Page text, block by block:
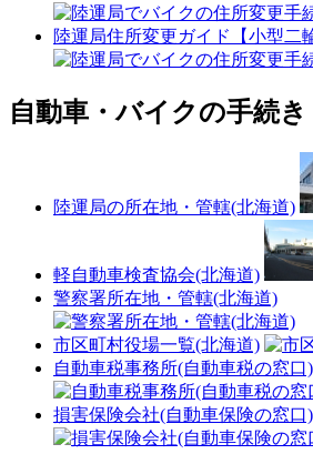
陸運局住所変更ガイド【小型二
自動車・バイクの手続
陸運局の所在地・管轄(北海道)
軽自動車検査協会(北海道)
警察署所在地・管轄(北海道)
市区町村役場一覧(北海道)
自動車税事務所(自動車税の窓口)
損害保険会社(自動車保険の窓口)